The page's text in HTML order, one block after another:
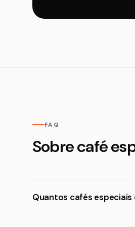
FAQ
Sobre café
Quantos cafés